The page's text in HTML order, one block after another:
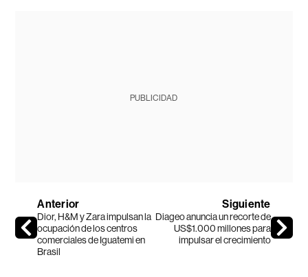
PUBLICIDAD
Anterior
Dior, H&M y Zara impulsan la
ocupación de los centros
comerciales de Iguatemi en
Brasil
Siguiente
Diageo anuncia un recorte de
US$1.000 millones para
impulsar el crecimiento